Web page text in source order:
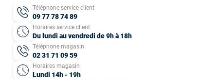
Téléphone service client
09 77 78 74 89
Horaires service client
Du lundi au vendredi de 9h à 18h
Téléphone magasin
02 31 71 09 59
Horaires magasin
Lundi 14h - 19h